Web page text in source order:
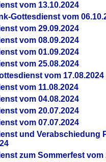
vom 13.10.2024
Gottesdienst vom
vom 29.09.2024
vom 08.09.2024
vom 01.09.2024
vom 25.08.2024
vom 17.08.2024
vom 11.08.2024
vom 04.08.2024
vom 20.07.2024
vom 07.07.2024
und Verabschiedung
zum Sommerfest vom